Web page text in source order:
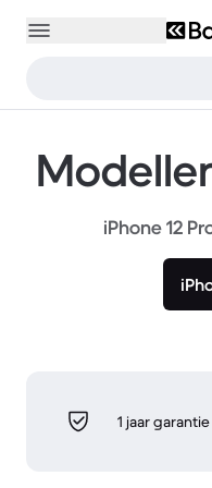
iPhone 12
1 jaar garantie